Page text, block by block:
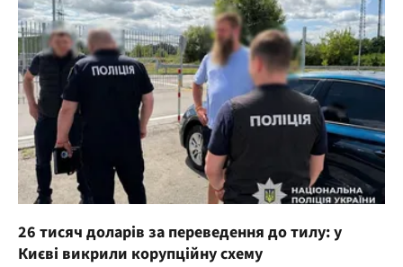
26 тисяч доларів за переведення до тилу: у
Києві викрили корупційну схему